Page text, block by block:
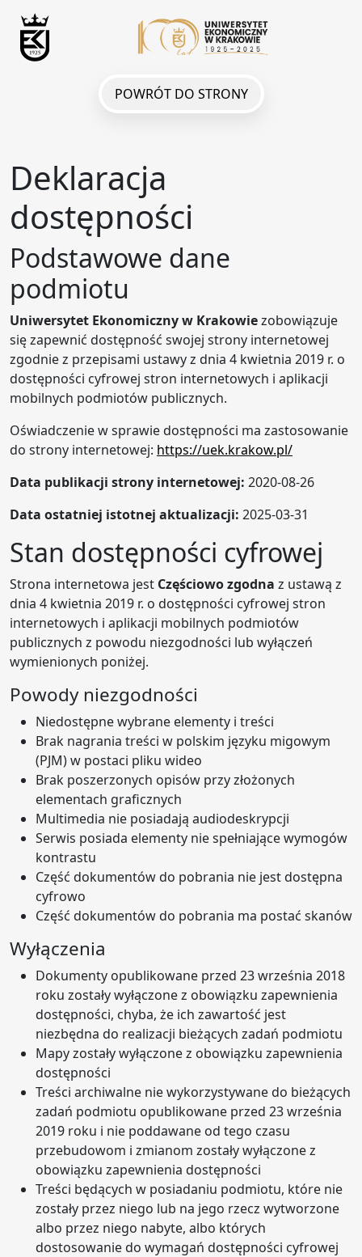
POWRÓT DO STRONY
Deklaracja
dostępności
Podstawowe dane
podmiotu
Uniwersytet Ekonomiczny w Krakowiezobowiązuje
się zapewnić dostępność swojej strony internetowej
zgodnie z przepisami ustawy z dnia 4 kwietnia 2019 r. o
dostępności cyfrowej stron internetowych i aplikacji
mobilnych podmiotów publicznych.
Oświadczenie w sprawie dostępności ma zastosowanie
do strony internetowej: https://uek.krakow.pl/
Data publikacji strony internetowej: 2020-08-26
Data ostatniej istotnej aktualizacji: 2025-03-31
Stan dostępności cyfrowej
Strona internetowa jest Częściowo zgodna z ustawą z
dnia 4 kwietnia 2019 r. o dostępności cyfrowej stron
internetowych i aplikacji mobilnych podmiotów
publicznych z powodu niezgodności lub wyłączeń
wymienionych poniżej.
Powody niezgodności
Niedostępne wybrane elementy i treści
Brak nagrania treści w polskim języku migowym
(PJM) w postaci pliku wideo
Brak poszerzonych opisów przy złożonych
elementach graficznych
Multimedia nie posiadają audiodeskrypcji
Serwis posiada elementy nie spełniające wymogów
kontrastu
Część dokumentów do pobrania nie jest dostępna
cyfrowo
Część dokumentów do pobrania ma postać skanów
Wyłączenia
Dokumenty opublikowane przed 23 września 2018
roku zostały wyłączone z obowiązku zapewnienia
dostępności, chyba, że ich zawartość jest
niezbędna do realizacji bieżących zadań podmiotu
Mapy zostały wyłączone z obowiązku zapewnienia
dostępności
Treści archiwalne nie wykorzystywane do bieżących
zadań podmiotu opublikowane przed 23 września
2019 roku i nie poddawane od tego czasu
przebudowom i zmianom zostały wyłączone z
obowiązku zapewnienia dostępności
Treści będących w posiadaniu podmiotu, które nie
zostały przez niego lub na jego rzecz wytworzone
albo przez niego nabyte, albo których
dostosowanie do wymagań dostępności cyfrowej